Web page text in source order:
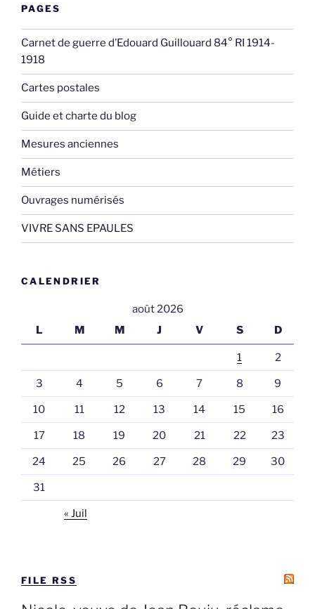
PAGES
Carnet de guerre d’Edouard Guillouard 84° RI 1914-
1918
Cartes postales
Guide et charte du blog
Mesures anciennes
Métiers
Ouvrages numérisés
VIVRE SANS EPAULES
CALENDRIER
août 2026
L
M M J V S D
1 2
3 4 5 6 7 8 9
10 11 12 13 14 15 16
17 18 19 20 21 22 23
24 25 26 27 28 29 30
31
« Juil
FILE RSS